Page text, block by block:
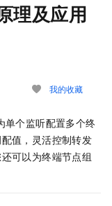
理及应用
我的收藏
单个监听配置多个终
值，灵活控制转发
可以为终端节点组